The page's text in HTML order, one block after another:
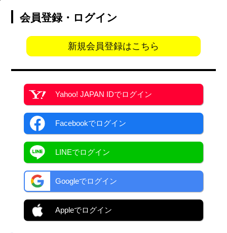
会員登録・ログイン
新規会員登録はこちら
Yahoo! JAPAN IDでログイン
Facebookでログイン
LINEでログイン
Googleでログイン
Appleでログイン